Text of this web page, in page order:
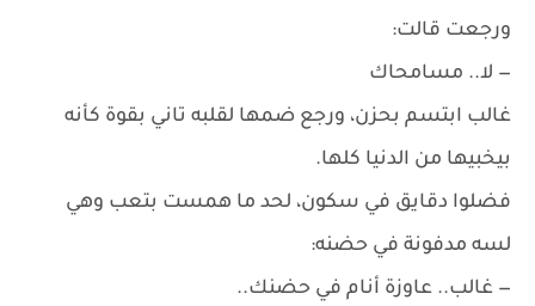
ورجعت قالت:
— لا.. مسامحاك
غالب ابتسم بحزن، ورجع ضمها لقلبه تاني بقوة كأنه
بيخبيها من الدنيا كلها.
فضلوا دقايق في سكون، لحد ما همست بتعب وهي
لسه مدفونة في حضنه:
— غالب.. عاوزة أنام في حضنك..